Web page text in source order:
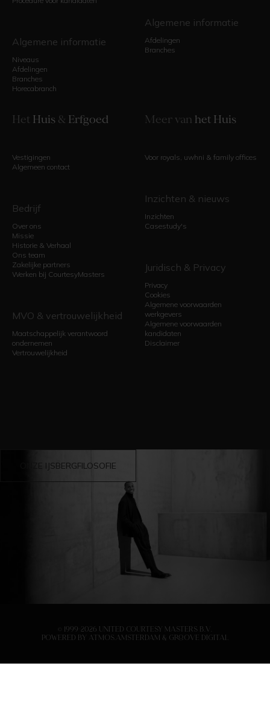
Algemene informatie
Niveaus
Afdelingen
Branches
Horecabranch
Algemene informatie
Afdelingen
Branches
Het Huis & Erfgoed
Vestigingen
Algemeen contact
Bedrijf
Over ons
Missie
Historie & Verhaal
Ons team
Zakelijke partners
Werken bij CourtesyMasters
MVO & vertrouwelijkheid
Maatschappelijk verantwoord
ondernemen
Vertrouwelijkheid
Meer van het Huis
Voor royals, uwhni & family offices
Inzichten & nieuws
Inzichten
Casestudy's
Juridisch & Privacy
Privacy
Cookies
Algemene voorwaarden
werkgevers
Algemene voorwaarden
kandidaten
Disclaimer
ONZE IJSBERGFILOSOFIE
© 1999-2026 United Courtesy Masters B.V.
Powered by
Atmos.Amsterdam & Groove Digital